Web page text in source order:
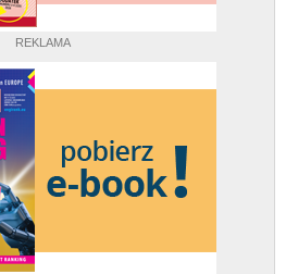
REKLAMA